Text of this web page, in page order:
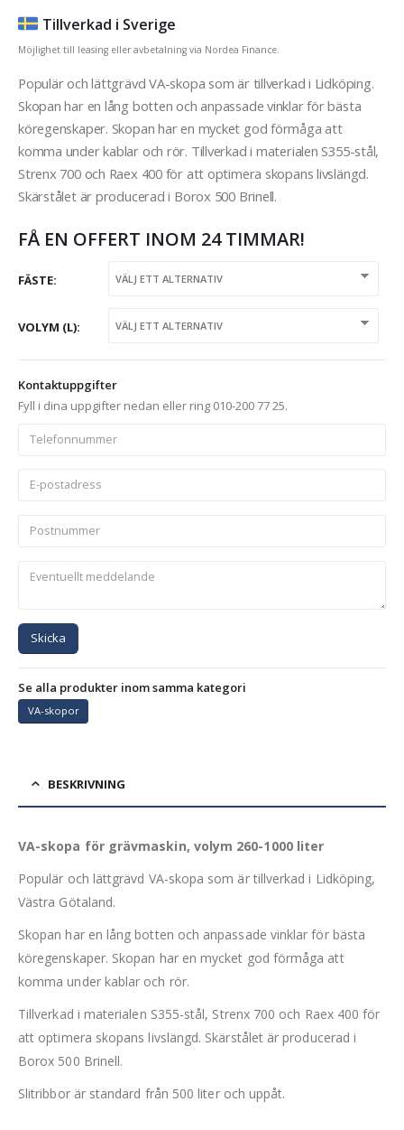
Tillverkad i Sverige
Möjlighet till leasing eller avbetalning via Nordea Finance.
Populär och lättgrävd VA-skopa som är tillverkad i Lidköping.
Skopan har en lång botten och anpassade vinklar för bästa
köregenskaper. Skopan har en mycket god förmåga att
komma under kablar och rör. Tillverkad i materialen S355-stål,
Strenx 700 och Raex 400 för att optimera skopans livslängd.
Skärstålet är producerad i Borox 500 Brinell.
FÅ EN OFFERT INOM 24 TIMMAR!
FÄSTE
VOLYM (L)
Kontaktuppgifter
Fyll i dina uppgifter nedan eller ring 010-200 77 25.
Skicka
Se alla produkter inom samma kategori
VA-skopor
BESKRIVNING
VA-skopa för grävmaskin, volym 260-1000 liter
Populär och lättgrävd VA-skopa som är tillverkad i Lidköping,
Västra Götaland.
Skopan har en lång botten och anpassade vinklar för bästa
köregenskaper. Skopan har en mycket god förmåga att
komma under kablar och rör.
Tillverkad i materialen S355-stål, Strenx 700 och Raex 400 för
att optimera skopans livslängd. Skärstålet är producerad i
Borox 500 Brinell.
Slitribbor är standard från 500 liter och uppåt.